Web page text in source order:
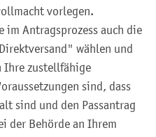
vorlegen.
im Antragsprozess auch die
wählen und
Ihre zustellfähige
sind, dass
sind und den Passantrag
der Behörde an Ihrem